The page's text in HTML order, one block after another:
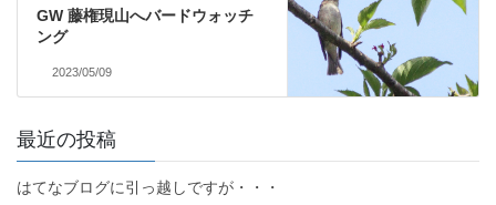
GW 藤権現山へバードウォッチ
ング
2023/05/09
最近の投稿
はてなブログに引っ越しですが・・・